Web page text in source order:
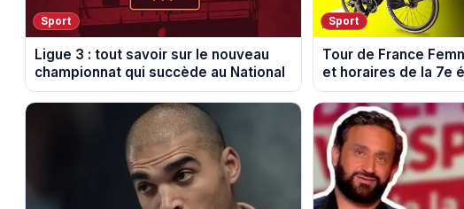
Sport
Ligue 3 : tout savoir sur le nouveau
championnat qui succède au National
Sport
Tour de France
et horaires de la 7e
Voulte-sur-Rhône et